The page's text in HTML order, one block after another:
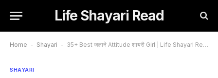
Life Shayari Read
Home - Shayari - 35+ Best जलाने Attitude शायरी Girl | Life Shayari Read
SHAYARI